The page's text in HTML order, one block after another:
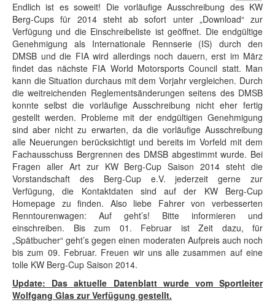
Endlich ist es soweit! Die vorläufige Ausschreibung des KW
Berg-Cups für 2014 steht ab sofort unter „Download“ zur
Verfügung und die Einschreibeliste ist geöffnet. Die endgültige
Genehmigung als Internationale Rennserie (IS) durch den
DMSB und die FIA wird allerdings noch dauern, erst im März
findet das nächste FIA World Motorsports Council statt. Man
kann die Situation durchaus mit dem Vorjahr vergleichen. Durch
die weitreichenden Reglementsänderungen seitens des DMSB
konnte selbst die vorläufige Ausschreibung nicht eher fertig
gestellt werden. Probleme mit der endgültigen Genehmigung
sind aber nicht zu erwarten, da die vorläufige Ausschreibung
alle Neuerungen berücksichtigt und bereits im Vorfeld mit dem
Fachausschuss Bergrennen des DMSB abgestimmt wurde. Bei
Fragen aller Art zur KW Berg-Cup Saison 2014 steht die
Vorstandschaft des Berg-Cup e.V. jederzeit gerne zur
Verfügung, die Kontaktdaten sind auf der KW Berg-Cup
Homepage zu finden. Also liebe Fahrer von verbesserten
Renntourenwagen: Auf geht’s! Bitte informieren und
einschreiben. Bis zum 01. Februar ist Zeit dazu, für
„Spätbucher“ geht’s gegen einen moderaten Aufpreis auch noch
bis zum 09. Februar. Freuen wir uns alle zusammen auf eine
tolle KW Berg-Cup Saison 2014.
Update: Das aktuelle Datenblatt wurde vom Sportleiter
Wolfgang Glas zur Verfügung gestellt.